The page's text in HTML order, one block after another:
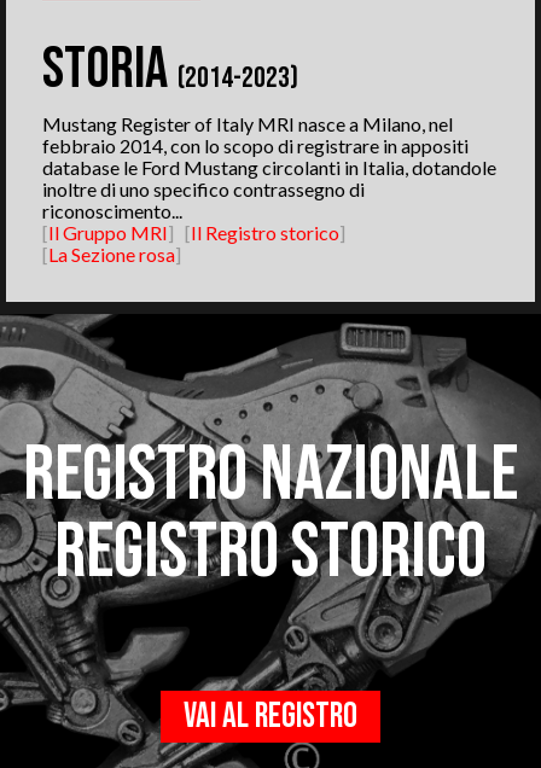
STORIA (2014-2023)
Mustang Register of Italy MRI nasce a Milano, nel
febbraio 2014, con lo scopo di registrare in appositi
database le Ford Mustang circolanti in Italia, dotandole
inoltre di uno specifico contrassegno di
riconoscimento...
[Il Gruppo MRI] [Il Registro storico]
[La Sezione rosa]
REGISTRO NAZIONALE
REGISTRO STORICO
VAI AL REGISTRO